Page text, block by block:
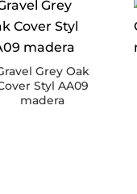
Grey Oak
Styl AA09
madera